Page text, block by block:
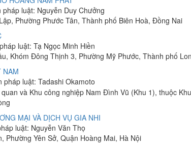
luật: Nguyễn Duy Chưởng
Phường Phước Tân, Thành phố Biên Hoà, Đồng Nai
luật: Tạ Ngọc Minh Hiền
Khóm Đông Thịnh 3, Phường Mỹ Phước, Thành phố
NAM
pháp luật: Tadashi Okamoto
và Khu công nghiệp Nam Đình Vũ (Khu 1), thuộc
MẠI VÀ DỊCH VỤ GIA NHI
luật: Nguyễn Văn Thọ
Phường Yên Sở, Quận Hoàng Mai, Hà Nội